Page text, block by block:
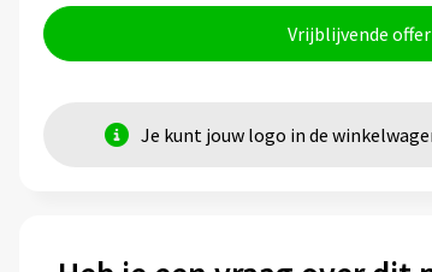
Vrijblijvende
Je kunt jouw logo in de